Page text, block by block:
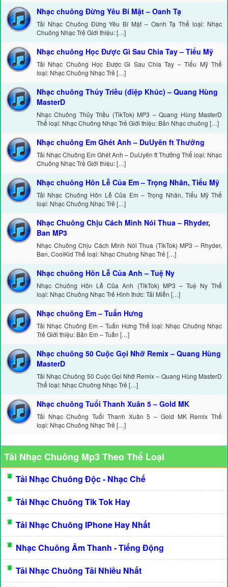
Nhạc chuông Đừng Yêu Bí Mật – Oanh Tạ
Tải Nhạc Chuông Đừng Yêu Bí Mật – Oanh Tạ Thể loại: Nhạc
Chuông Nhạc Trẻ Giới thiệu: […]
Nhạc chuông Học Được Gì Sau Chia Tay – Tiểu Mỹ
Tải Nhạc Chuông Học Được Gì Sau Chia Tay – Tiểu Mỹ Thể
loại: Nhạc Chuông Nhạc Trẻ […]
Nhạc chuông Thủy Triều (điệp Khúc) – Quang Hùng
MasterD
Nhạc Chuông Thủy Triều (TikTok) MP3 – Quang Hùng MasterD
Thể loại: Nhạc Chuông Nhạc Trẻ Giới thiệu: Bản Nhạc chuông […]
Nhạc chuông Em Ghét Anh – DuUyên ft Thưởng
Tải Nhạc Chuông Em Ghét Anh – DuUyên ft Thưởng Thể loại: Nhạc
Chuông Nhạc Trẻ Giới thiệu: […]
Nhạc chuông Hôn Lễ Của Em – Trọng Nhân, Tiểu Mỹ
Tải Nhạc Chuông Hôn Lễ Của Em – Trọng Nhân, Tiểu Mỹ Thể
loại: Nhạc Chuông Nhạc Trẻ […]
Nhạc Chuông Chịu Cách Mình Nói Thua – Rhyder,
Ban MP3
Nhạc Chuông Chịu Cách Mình Nói Thua (TikTok) MP3 – Rhyder,
Ban, CoolKid Thể loại: Nhạc Chuông Nhạc Trẻ […]
Nhạc chuông Hôn Lễ Của Anh – Tuệ Ny
Nhạc Chuông Hôn Lễ Của Anh (TikTok) MP3 – Tuệ Ny Thể
loại: Nhạc Chuông Nhạc Trẻ Hình thức: Tải Miễn […]
Nhạc chuông Em – Tuấn Hưng
Tải Nhạc Chuông Em – Tuấn Hưng Thể loại: Nhạc Chuông Nhạc
Trẻ Giới thiệu: Bản Em – Tuấn […]
Nhạc chuông 50 Cuộc Gọi Nhỡ Remix – Quang Hùng
MasterD
Tải Nhạc Chuông 50 Cuộc Gọi Nhỡ Remix – Quang Hùng MasterD
Thể loại: Nhạc Chuông Nhạc Trẻ […]
Nhạc chuông Tuổi Thanh Xuân 5 – Gold MK
Tải Nhạc Chuông Tuổi Thanh Xuân 5 – Gold MK Remix Thể
loại: Nhạc Chuông Nhạc Trẻ […]
Tải Nhạc Chuông Mp3 Theo Thể Loại
Tải Nhạc Chuông Độc - Nhạc Chế
Tải Nhạc Chuông Tik Tok Hay
Tải Nhạc Chuông IPhone Hay Nhất
Nhạc Chuông Âm Thanh - Tiếng Động
Tải Nhạc Chuông Tải Nhiều Nhất